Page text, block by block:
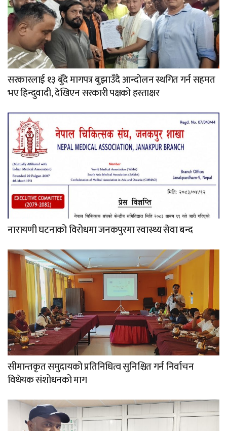
सरकारलाई १३ बुँदे मागपत्र बुझाउँदै आन्दोलन स्थगित गर्न सहमत
भए हिन्दुवादी, देखिएन सरकारी पक्षको हस्ताक्षर
नारायणी घटनाको विरोधमा जनकपुरमा स्वास्थ्य सेवा बन्द
सीमान्तकृत समुदायको प्रतिनिधित्व सुनिश्चित गर्न निर्वाचन
विधेयक संशोधनको माग